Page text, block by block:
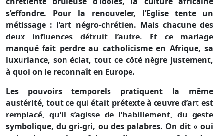
s’effondre. Pour la renouveler, l’Eglise tente un
métissage : l’art négro-chrétien. Mais chacune des
deux influences détruit l’autre. Et ce mariage
manqué fait perdre au catholicisme en Afrique, sa
luxuriance, son éclat, tout ce côté nègre justement,
à quoi on le reconnaît en Europe.
Les pouvoirs temporels pratiquent la même
austérité, tout ce qui était prétexte à œuvre d’art est
remplacé, qu’il s’agisse de l’habillement, du geste
symbolique, du gri-gri, ou des palabres. On dit « oui